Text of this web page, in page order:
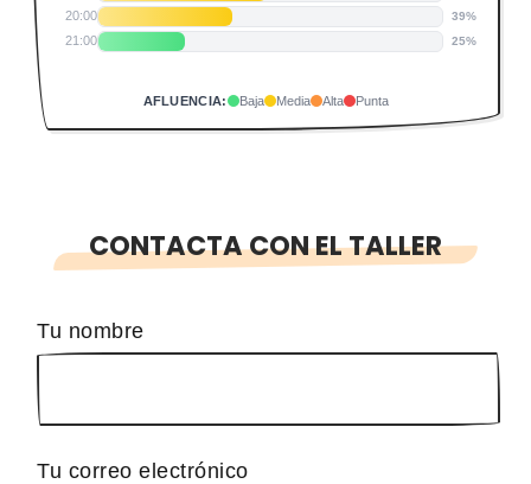
20:00 39%
21:00 25%
AFLUENCIA: Baja Media Alta Punta
CONTACTA CON EL TALLER
Tu nombre
Tu correo electrónico